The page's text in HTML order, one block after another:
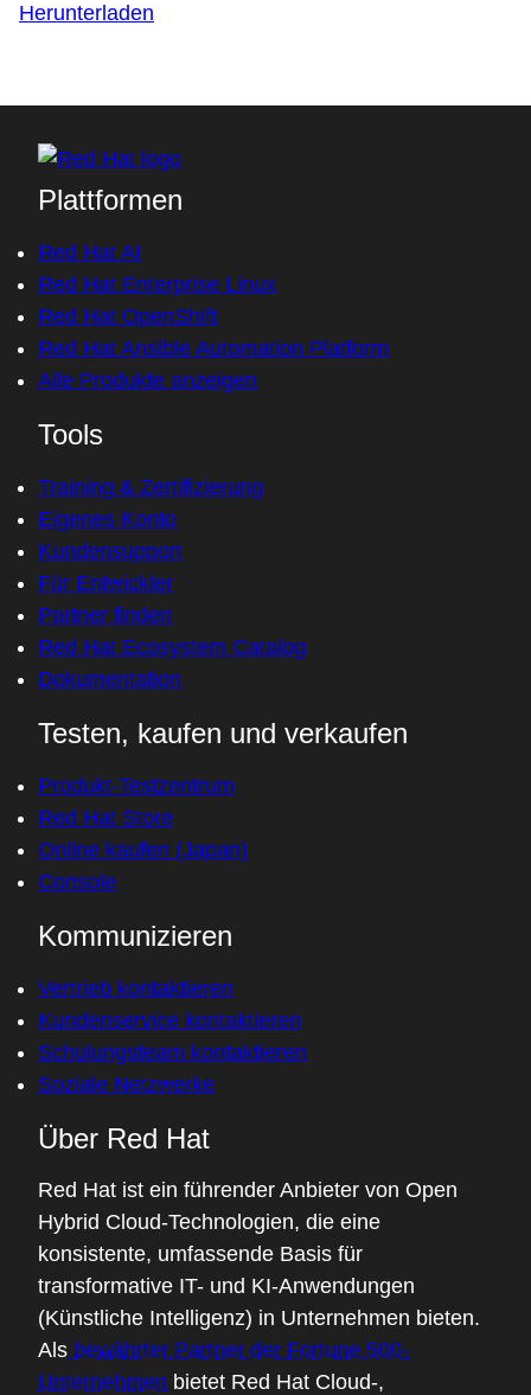
Herunterladen
Plattformen
Red Hat AI
Red Hat Enterprise Linux
Red Hat OpenShift
Red Hat Ansible Automation Platform
Alle Produkte anzeigen
Tools
Training & Zertifizierung
Eigenes Konto
Kundensupport
Für Entwickler
Partner finden
Red Hat Ecosystem Catalog
Dokumentation
Testen, kaufen und verkaufen
Produkt-Testzentrum
Red Hat Store
Online kaufen (Japan)
Console
Kommunizieren
Vertrieb kontaktieren
Kundenservice kontaktieren
Schulungsteam kontaktieren
Soziale Netzwerke
Über Red Hat
Red Hat ist ein führender Anbieter von Open
Hybrid Cloud-Technologien, die eine
konsistente, umfassende Basis für
transformative IT- und KI-Anwendungen
(Künstliche Intelligenz) in Unternehmen bieten.
Als bewährter Partner der Fortune 500-
Unternehmen bietet Red Hat Cloud-,